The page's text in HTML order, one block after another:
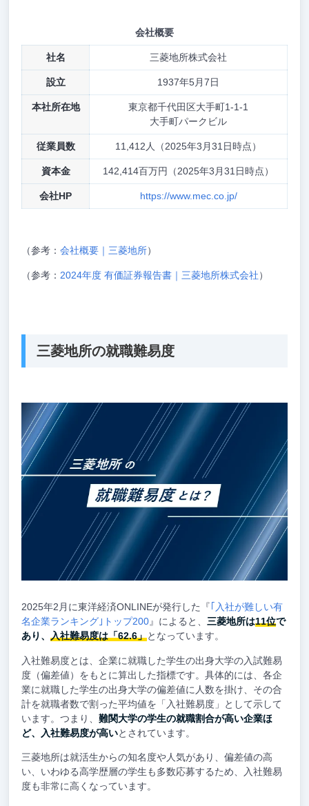
会社概要
社名 三菱地所株式会社
設立 1937年5月7日
本社所在地
東京都千代田区大手町1-1-1
大手町パークビル
従業員数 11,412人（2025年3月31日時点）
資本金 142,414百万円（2025年3月31日時点）
会社HP https://www.mec.co.jp/
（参考： 会社概要｜三菱地所）
（参考： 2024年度 有価証券報告書｜三菱地所株式会社）
三菱地所の就職難易度
2025年2月に東洋経済ONLINEが発行した『｢入社が難しい有
名企業ランキング｣トップ200』によると、 三菱地所は11位で
あり、 入社難易度は「62.6」となっています。
入社難易度とは、企業に就職した学生の出身大学の入試難易
度（偏差値）をもとに算出した指標です。具体的には、各企
業に就職した学生の出身大学の偏差値に人数を掛け、その合
計を就職者数で割った平均値を「入社難易度」として示して
います。つまり、 難関大学の学生の就職割合が高い企業ほ
ど、入社難易度が高いとされています。
三菱地所は就活生からの知名度や人気があり、偏差値の高
い、いわゆる高学歴層の学生も多数応募するため、入社難易
度も非常に高くなっています。